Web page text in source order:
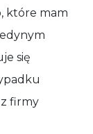
które mam
się
firmy